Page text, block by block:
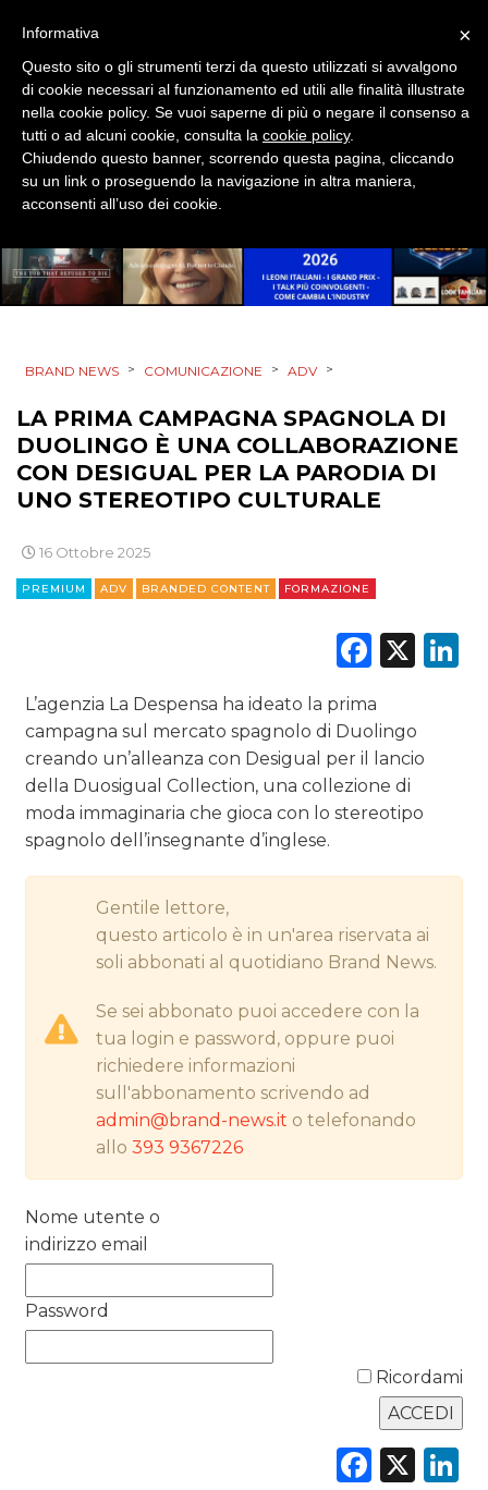
PRODOTTI
PUNTI VENDITA
CSR
CINEMA
DIGITALE
ESTERNA
DATI
PREVISIONI/SCENARI
TREND
CASE HISTORY
OPINIONI
BRAND NEWS > COMUNICAZIONE > ADV >
LA PRIMA CAMPAGNA SPAGNOLA DI
DUOLINGO È UNA COLLABORAZIONE
CON DESIGUAL PER LA PARODIA DI
UNO STEREOTIPO CULTURALE
16 Ottobre 2025
PREMIUM ADV BRANDED CONTENT FORMAZIONE
X
L’agenzia La Despensa ha ideato la prima
campagna sul mercato spagnolo di Duolingo
creando un’alleanza con Desigual per il lancio
della Duosigual Collection, una collezione di
moda immaginaria che gioca con lo stereotipo
spagnolo dell’insegnante d’inglese.
Gentile lettore,
questo articolo è in un'area riservata ai
soli abbonati al quotidiano Brand News.
Se sei abbonato puoi accedere con la
tua login e password, oppure puoi
richiedere informazioni
sull'abbonamento scrivendo ad
admin@brand-news.it o telefonando
allo393 9367226
Nome utente o
indirizzo email
Password
Ricordami
X
×
Informativa
Questo sito o gli strumenti terzi da questo utilizzati si avvalgono
di cookie necessari al funzionamento ed utili alle finalità illustrate
nella cookie policy. Se vuoi saperne di più o negare il consenso a
tutti o ad alcuni cookie, consulta la cookie policy.
Chiudendo questo banner, scorrendo questa pagina, cliccando
su un link o proseguendo la navigazione in altra maniera,
acconsenti all’uso dei cookie.